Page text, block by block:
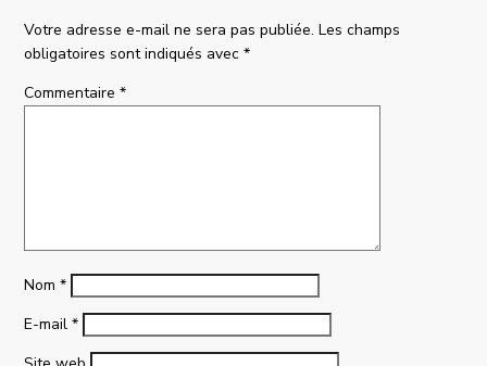
Votre adresse e-mail ne sera pas publiée. Les champs
obligatoires sont indiqués avec*
Commentaire*
Nom*
E-mail*